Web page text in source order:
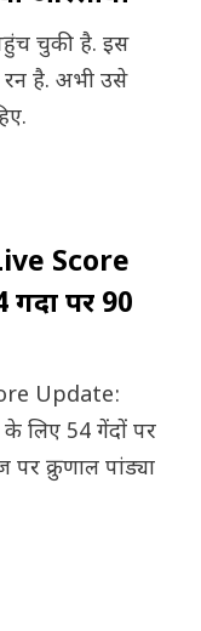
चुकी है. इस
है. अभी उसे
Score
पर 90
Update:
लिए 54 गेंदों पर
क्रुणाल पांड्या